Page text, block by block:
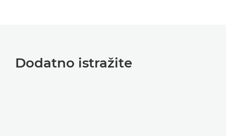
Dodatno istražite